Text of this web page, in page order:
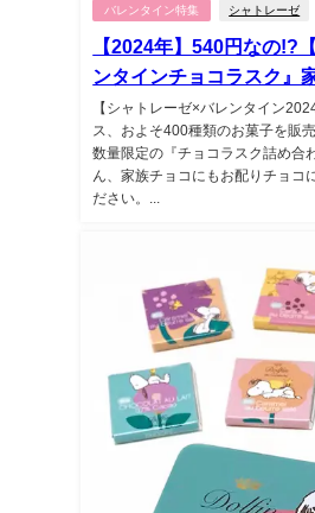
バレンタイン特集 シャトレーゼ
【2024年】540円なの!?
ンタインチョコラスク』
【シャトレーゼ×バレンタイン
ス、およそ400種類のお菓子を販
数量限定の『チョコラスク詰め合
ん、家族チョコにもお配りチョコ
ださい。...